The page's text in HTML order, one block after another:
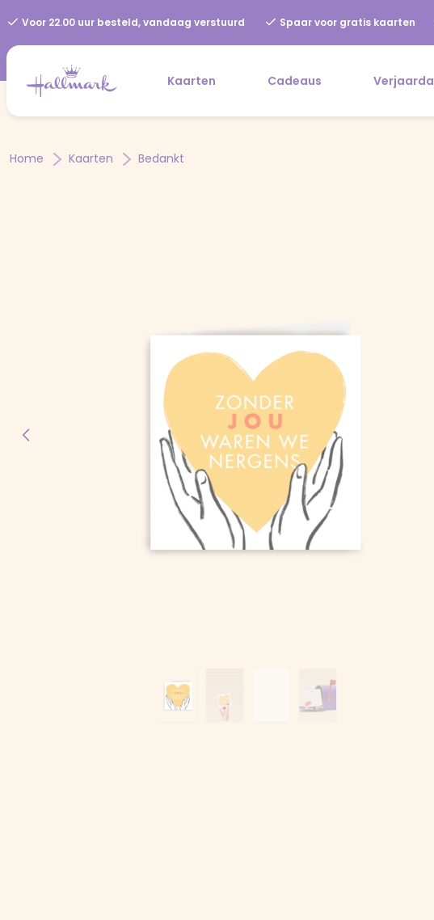
Voor 22.00 uur besteld, vandaag verstuurd Spaar voor gratis kaarten
Kaarten Cadeaus
Home Kaarten Bedankt